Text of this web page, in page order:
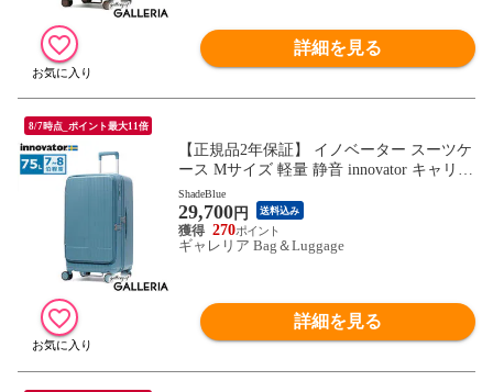
詳細を見る
8/7時点_ポイント最大11倍
【正規品2年保証】 イノベーター スーツケ
ース Mサイズ 軽量 静音 innovator キャリー
ケース ストッパー付き キャスターロック
マット おしゃれ ブランド 大きめ 7泊 8泊
Extreme Journey 75L Middle INV650DOR
ShadeBlue
29,700円 送料込み
270
ギャレリア Bag＆Luggage
詳細を見る